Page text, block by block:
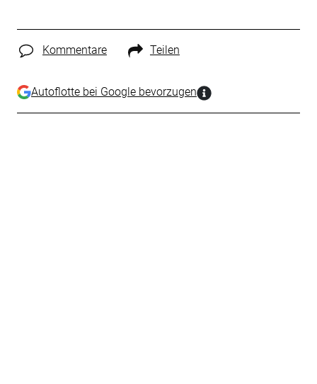
Kommentare Teilen
Autoflotte bei Google bevorzugen